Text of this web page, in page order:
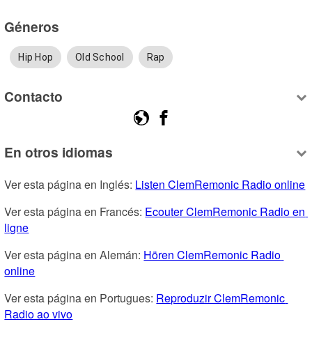
Géneros
Hip Hop Old School Rap
Contacto
En otros idiomas
Ver esta página en Inglés: Listen ClemRemonic Radio online
Ver esta página en Francés: Ecouter ClemRemonic Radio en
ligne
Ver esta página en Alemán: Hören ClemRemonic Radio
online
Ver esta página en Portugues: Reproduzir ClemRemonic
Radio ao vivo